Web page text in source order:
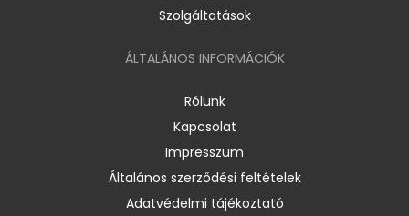
Szolgáltatások
ÁLTALÁNOS INFORMÁCIÓK
Rólunk
Kapcsolat
Impresszum
Általános szerződési feltételek
Adatvédelmi tájékoztató